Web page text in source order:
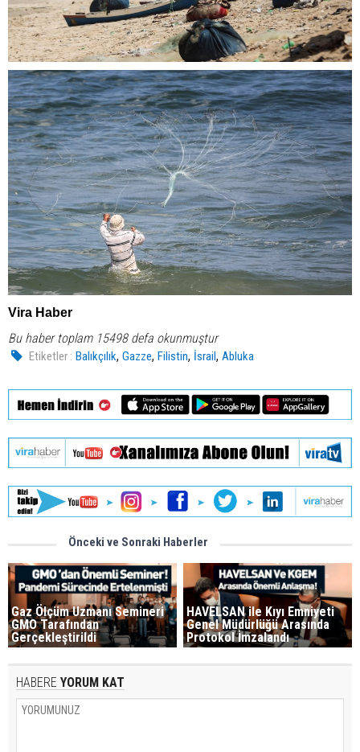
Vira Haber
Bu haber toplam 15498 defa okunmuştur
Etiketler : Balıkçılık,Gazze,Filistin, İsrail,Abluka
Önceki ve Sonraki Haberler
Gaz Ölçüm Uzmanı Semineri
GMO Tarafından
Gerçekleştirildi
HAVELSAN ile Kıyı Emniyeti
Genel Müdürlüğü Arasında
Protokol İmzalandı
HABERE YORUM KAT